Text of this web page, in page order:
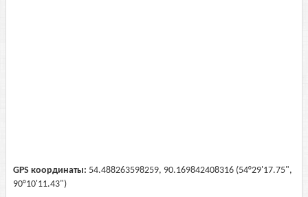
GPS координаты: 54.488263598259, 90.169842408316 (54°29'17.75",
90°10'11.43")